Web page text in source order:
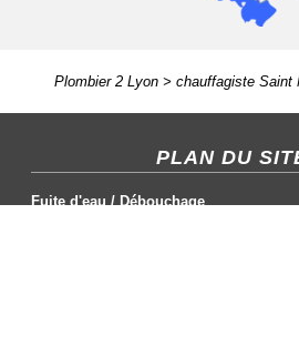
Plombier 2 Lyon> chauffagiste Saint
PLAN DU
Fuite d'eau/Débouchage